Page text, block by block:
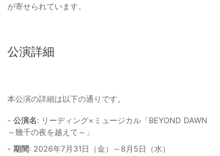
が寄せられています。
公演詳細
本公演の詳細は以下の通りです。
- 公演名: リーディング×ミュージカル「BEYOND DAWN
～幾千の夜を越えて～」
- 期間: 2026年7月31日（金）～8月5日（水）